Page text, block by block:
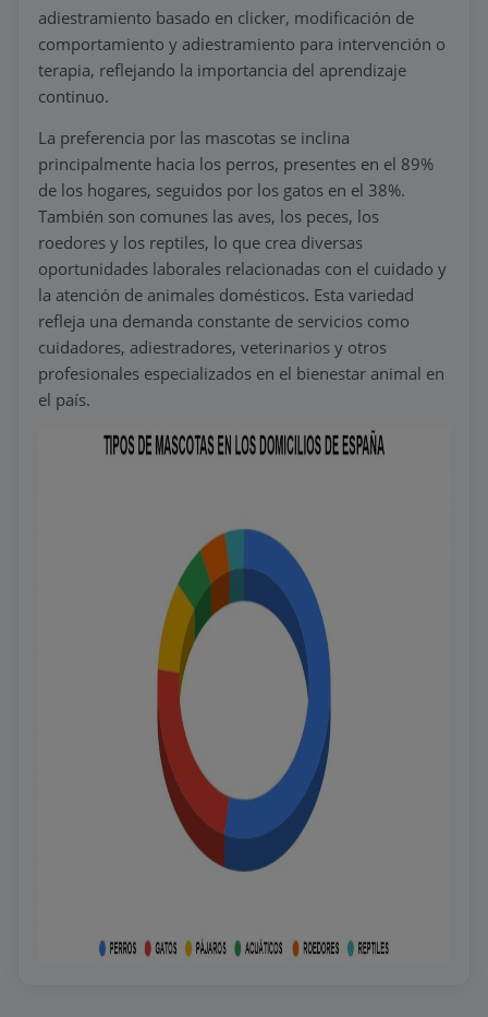
adiestramiento basado en clicker, modificación de
comportamiento y adiestramiento para intervención o
terapia, reflejando la importancia del aprendizaje
continuo.
La preferencia por las mascotas se inclina
principalmente hacia los perros, presentes en el 89%
de los hogares, seguidos por los gatos en el 38%.
También son comunes las aves, los peces, los
roedores y los reptiles, lo que crea diversas
oportunidades laborales relacionadas con el cuidado y
la atención de animales domésticos. Esta variedad
refleja una demanda constante de servicios como
cuidadores, adiestradores, veterinarios y otros
profesionales especializados en el bienestar animal en
el país.